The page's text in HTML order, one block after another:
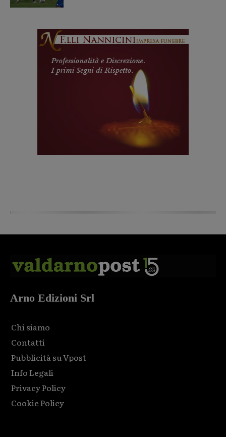
Arno Edizioni Srl
Chi siamo
Contatti
Pubblicità su Vpost
Info Legali
Privacy Policy
Cookie Policy